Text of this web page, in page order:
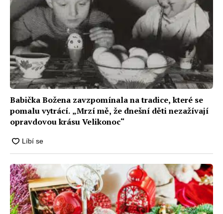
Babička Božena zavzpomínala na tradice, které se
pomalu vytrácí. „Mrzí mě, že dnešní děti nezažívají
opravdovou krásu Velikonoc“